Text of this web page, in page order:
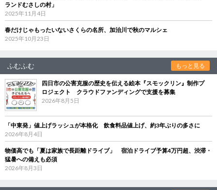
ランドむさしの村」
2025年11月4日
春だけじゃもったいないさくらの名所、加治川で秋のマルシェ
2025年10月23日
ふむふむ もっと見る
四日市の公害克服の歴史を伝える絵本『スモックリン』制作プ
ロジェクト クラウドファンディングで支援を募集
2026年8月5日
「中東発」値上げラッシュが本格化 飲食料品値上げ、約3年ぶりの多さに
2026年8月4日
物価高でも「夏は家族で長距離ドライブ」 宿泊ドライブ予算4万円超、渋滞・
猛暑への備えも必須
2026年8月3日